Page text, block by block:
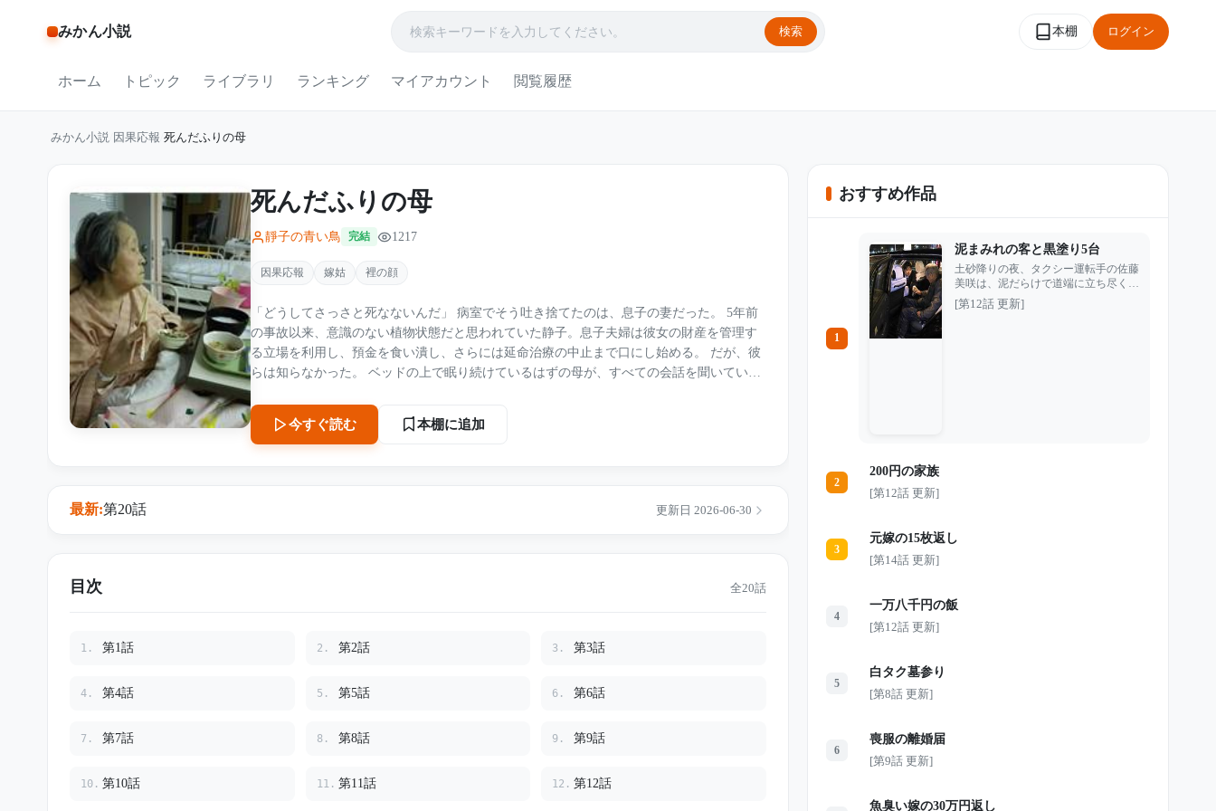
みかん小説 検索 本棚 ログイン
ホーム トピック ライブラリ ランキング マイアカウント 閲覧履歴
みかん小説 因果応報 死んだふりの母
死んだふりの母
靜子の青い鳥 完結 1217
因果応報 嫁姑 裡の顔
「どうしてさっさと死なないんだ」 病室でそう吐き捨てたのは、息子の妻だった。 5年前
の事故以来、意識のない植物状態だと思われていた静子。息子夫婦は彼女の財産を管理す
る立場を利用し、預金を食い潰し、さらには延命治療の中止まで口にし始める。 だが、彼
らは知らなかった。 ベッドの上で眠り続けているはずの母が、すべての会話を聞いていた
の準備を進めていたことを。 白い封筒、監視カメラ、消えた財産、そして5年前の階段事
故の真相。 息子夫婦が最後の一線を越えようとした時、病室で眠る母の復讐劇が、ついに
幕を開ける――。
今すぐ読む 本棚に追加
最新:第20話 更新日 2026-06-30
目次 全20話
1. 第1話 2. 第2話 3. 第3話
4. 第4話 5. 第5話 6. 第6話
7. 第7話 8. 第8話 9. 第9話
10. 第10話 11. 第11話 12. 第12話
おすすめ作品
1
泥まみれの客と黒塗り5台
土砂降りの夜、タクシー運転手の佐藤
美咲は、泥だらけで道端に立ち尽くす
1人の老人を見つけた。 他のタクシー
は、車が汚れることを嫌って次々と通
コーヒーが、彼女の人生を大きく変え
[第12話 更新]
2
200円の家族
[第12話 更新]
3
元嫁の15枚返し
[第14話 更新]
4
一万八千円の飯
[第12話 更新]
5
白タク墓参り
[第8話 更新]
6
喪服の離婚届
[第9話 更新]
魚臭い嫁の30万円返し